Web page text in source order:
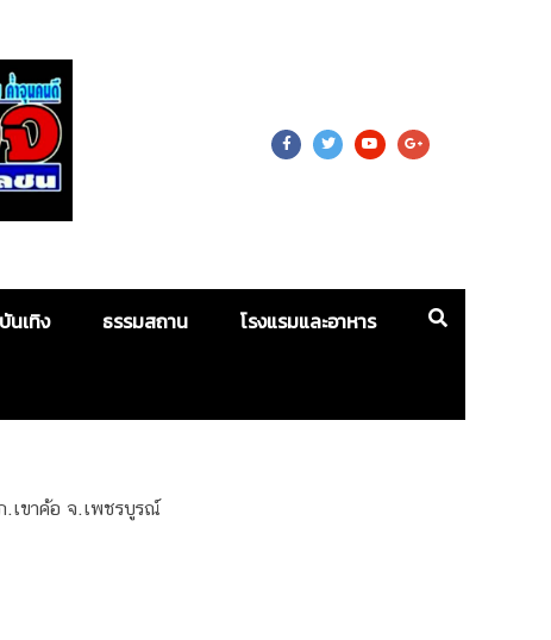
Mass
บันเทิง ธรรมสถาน โรงแรมและอาหาร
เขาค้อ จ.เพชรบูรณ์